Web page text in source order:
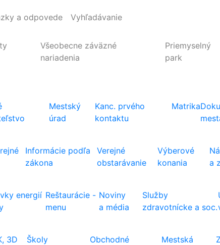
a odpovede Vyhľadávanie
Všeobecne záväzné
nariadenia
Priemyselný
park
Mestský
úrad
Kanc. prvého
kontaktu
Matrika
Informácie podľa
zákona
Verejné
obstarávanie
Výberové
konania
a
energií Reštaurácie -
menu
Noviny
a média
Služby
zdravotnícke a soc.
3D
Školy
Obchodné
Mestská